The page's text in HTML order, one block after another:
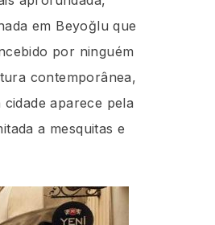
em Beyoğlu que
por ninguém
contemporânea,
aparece pela
a mesquitas e